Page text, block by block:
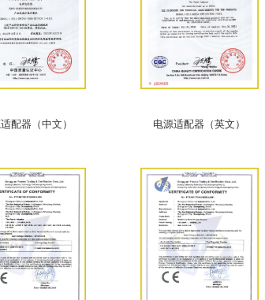
配器（中文） 电源适配器（英文）